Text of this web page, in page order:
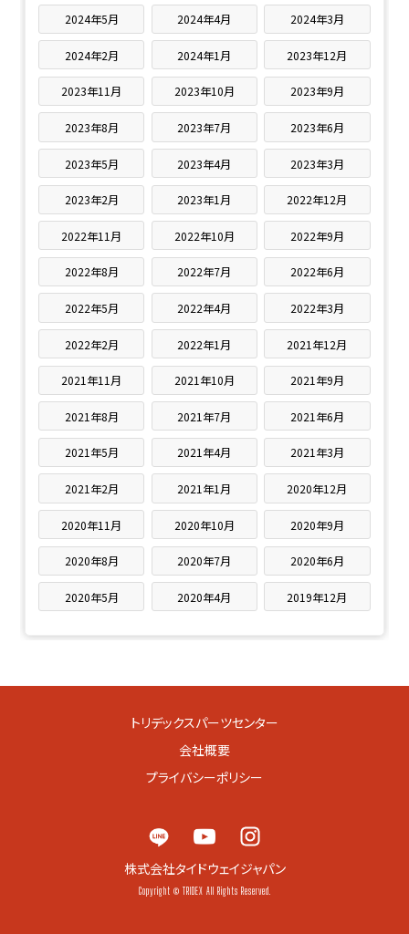
2024年5月 2024年4月 2024年3月
2024年2月 2024年1月 2023年12月
2023年11月 2023年10月 2023年9月
2023年8月 2023年7月 2023年6月
2023年5月 2023年4月 2023年3月
2023年2月 2023年1月 2022年12月
2022年11月 2022年10月 2022年9月
2022年8月 2022年7月 2022年6月
2022年5月 2022年4月 2022年3月
2022年2月 2022年1月 2021年12月
2021年11月 2021年10月 2021年9月
2021年8月 2021年7月 2021年6月
2021年5月 2021年4月 2021年3月
2021年2月 2021年1月 2020年12月
2020年11月 2020年10月 2020年9月
2020年8月 2020年7月 2020年6月
2020年5月 2020年4月 2019年12月
トリデックスパーツセンター
会社概要
プライバシーポリシー
株式会社タイドウェイジャパン
Copyright © TRIDEX All Rights Reserved.